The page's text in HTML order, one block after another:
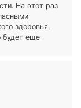
На этот раз
здоровья,
будет еще